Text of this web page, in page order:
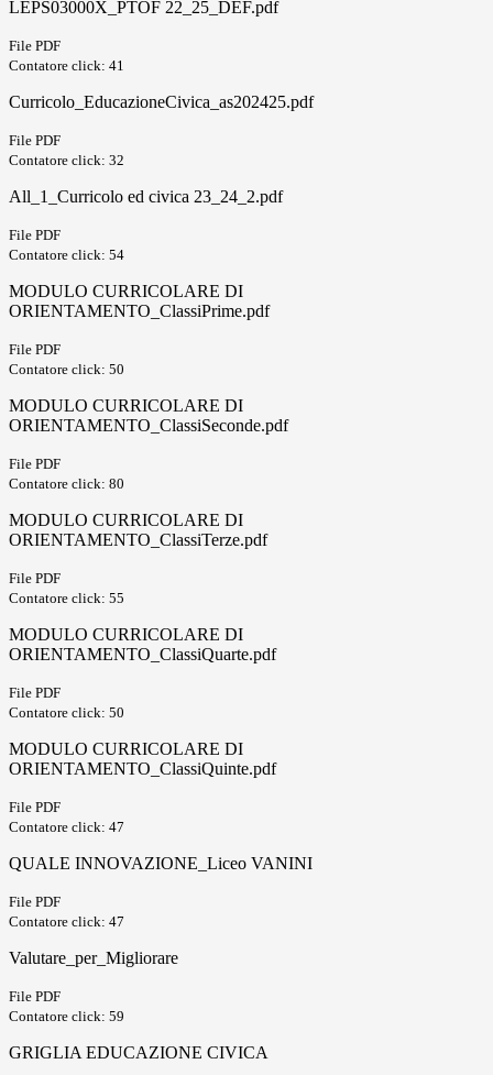
LEPS03000X_PTOF 22_25_DEF.pdf
File PDF
Contatore click: 41
Curricolo_EducazioneCivica_as202425.pdf
File PDF
Contatore click: 32
All_1_Curricolo ed civica 23_24_2.pdf
File PDF
Contatore click: 54
MODULO CURRICOLARE DI
ORIENTAMENTO_ClassiPrime.pdf
File PDF
Contatore click: 50
MODULO CURRICOLARE DI
ORIENTAMENTO_ClassiSeconde.pdf
File PDF
Contatore click: 80
MODULO CURRICOLARE DI
ORIENTAMENTO_ClassiTerze.pdf
File PDF
Contatore click: 55
MODULO CURRICOLARE DI
ORIENTAMENTO_ClassiQuarte.pdf
File PDF
Contatore click: 50
MODULO CURRICOLARE DI
ORIENTAMENTO_ClassiQuinte.pdf
File PDF
Contatore click: 47
QUALE INNOVAZIONE_Liceo VANINI
File PDF
Contatore click: 47
Valutare_per_Migliorare
File PDF
Contatore click: 59
GRIGLIA EDUCAZIONE CIVICA